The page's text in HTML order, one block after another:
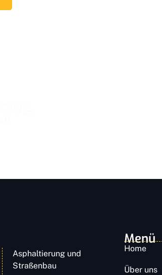
Asphaltierung und
Straßenbau
Menü
Home
Über uns